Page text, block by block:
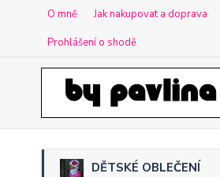
O mně Jak nakupovat a doprava
Prohlášení o shodě
DĚTSKÉ OBLEČENÍ